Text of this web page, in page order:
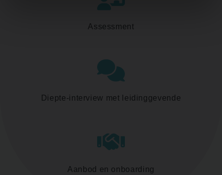
Assessment
Diepte-interview met leidinggevende
Aanbod en onboarding